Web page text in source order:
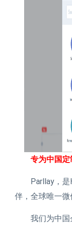
专为中国定
Parllay，是
伴，全球唯一
我们为中国企